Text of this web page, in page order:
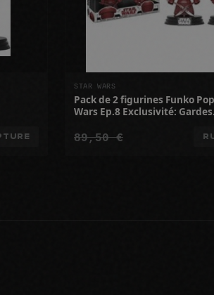
STAR WARS
Pack de 2 figurines Funko
Wars Ep.8 Exclusivité: Gardes
89,50 €